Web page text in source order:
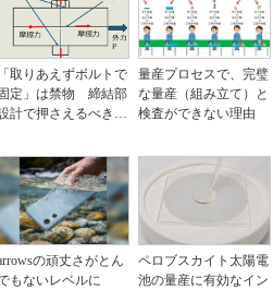
「取りあえずボルトで
固定」は禁物 締結部
計で押さえるべき基
量産プロセスで、完璧
な量産（組み立て）と
検査ができない理由
の頑丈さがとん
もないレベルに
ペロブスカイト太陽電
池の量産に有効なイン